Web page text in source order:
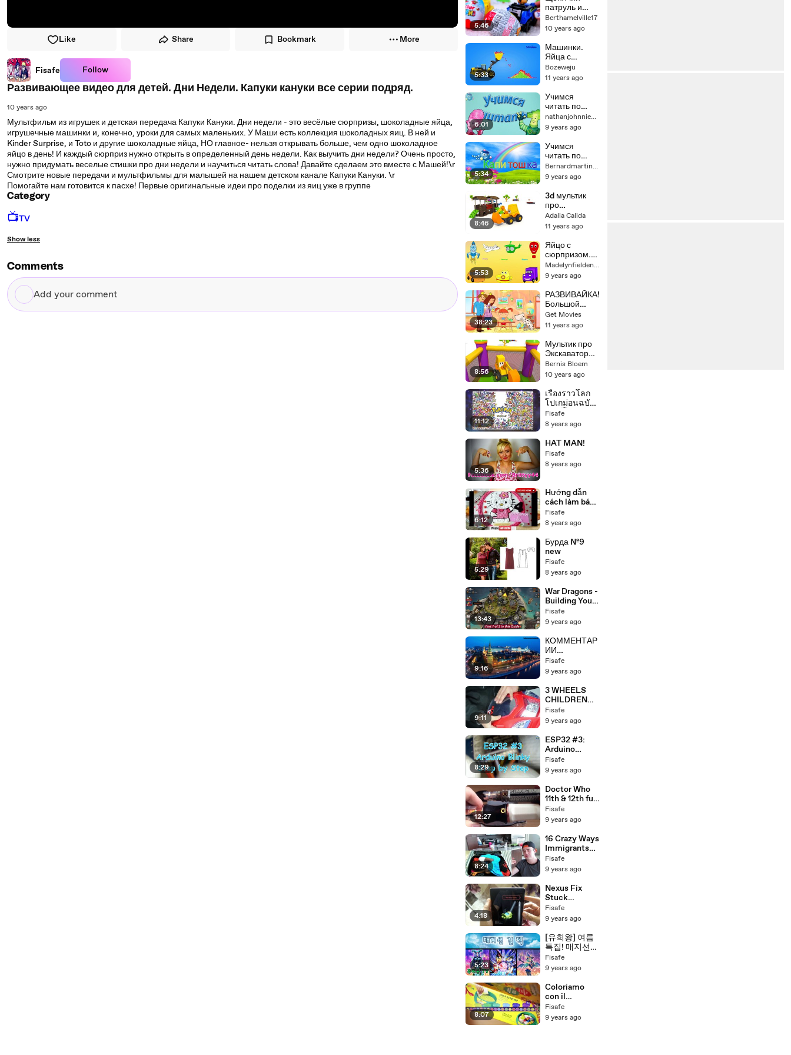
Like Share Bookmark More
Fisafe Follow
Развивающее видео для детей. Дни Недели. Капуки кануки все серии подряд.
10 years ago
Мультфильм из игрушек и детская передача Капуки Кануки. Дни недели - это весёлые сюрпризы, шоколадные яйца,
игрушечные машинки и, конечно, уроки для самых маленьких. У Маши есть коллекция шоколадных яиц. В ней и
Kinder Surprise, и Toto и другие шоколадные яйца, НО главное- нельзя открывать больше, чем одно шоколадное
яйцо в день! И каждый сюрприз нужно открыть в определенный день недели. Как выучить дни недели? Очень просто,
нужно придумать веселые стишки про дни недели и научиться читать слова! Давайте сделаем это вместе с Машей!\r
Смотрите новые передачи и мультфильмы для малышей на нашем детском канале Капуки Кануки. \r
Помогайте нам готовится к пасхе! Первые оригинальные идеи про поделки из яиц уже в группе
Category
📺TV
Show less
Comments
Add
your
5:46
патруль и
НОВОГОДНИ
Е КИНДЕР
для детей
Berthamelville17
10 years ago
5:33
Машинки.
Яйца с
сюрпризом.
Погрузчик.
Развивающий
мультик.
Bozeweju
11 years ago
6:01
Учимся
читать по
слогам из
серии
Surprise Egg
Learn-A-
Word! Урок 11
nathanjohnnie6606
9 years ago
5:34
Учимся
читать по
слогам из
серии
Surprise Egg
Learn-A-
Word! Урок 10
Bernardmartine73
9 years ago
8:46
3d мультик
про
Экскаватор
Масю и яйцо
Собираем
Вертолет из
конструктора
Adalia Calida
11 years ago
5:53
Яйцо с
сюрпризом.
Учим цифры.
Счёт до 5
мультик про
цветные яйца
с сюрпризами
Madelynfielden14
9 years ago
38:23
РАЗВИВАЙКА!
Большой
сборник
развивающих
малышей.
Часть 2
Get Movies
11 years ago
8:56
Мультик про
Экскаватор
Масю:
Веселая
новые слова,
картинки для
детей: обувь
Bernis Bloem
10 years ago
11:12
เรื่องราวโลก
โปเกม่อนฉบับ
เทอร์โบ10นาที
จบ[Pokemon
minutes]comi
c world daily
Fisafe
8 years ago
5:36
HAT MAN!
Fisafe
8 years ago
6:12
Hướng dẫn
cách làm bánh
kem sinh nhật
hình hello
Fisafe
8 years ago
5:29
Бурда №9
new
Fisafe
8 years ago
13:43
War Dragons -
Building Your
Base
Fisafe
9 years ago
9:16
КОММЕНТАР
ИИ
ИНОСТРАНЦ
ЕВ О
ПЕРЕВОД (7
ЧАСТЬ).
АМЕРИКАНЦ
Ы О РОССИИ
Fisafe
9 years ago
9:11
3 WHEELS
CHILDREN
KIDS RIDE ON
ELECTRIC
MOTORCYCL
E
Fisafe
9 years ago
8:29
ESP32 #3:
Arduino
tutorial -
getting to
by step)
Fisafe
9 years ago
12:27
Doctor Who
11th & 12th full
metal Sonic
Screwdriver
Review:
(Rubbertoe
Replicas)
Fisafe
9 years ago
8:24
16 Crazy Ways
Immigrants
Tried To
Sneak Into
REACTION
Fisafe
9 years ago
4:18
Nexus Fix
Stuck
Loading
Startup
Fisafe
9 years ago
5:23
[유희왕] 여름
특집! 매지션
걸 덱 - 유희왕
덱 레시피
Deck - Yugioh
Deck Recipe)
[주리온]
Fisafe
9 years ago
8:07
Coloriamo
con il
VORTICE DI
COLORI
Fisafe
9 years ago